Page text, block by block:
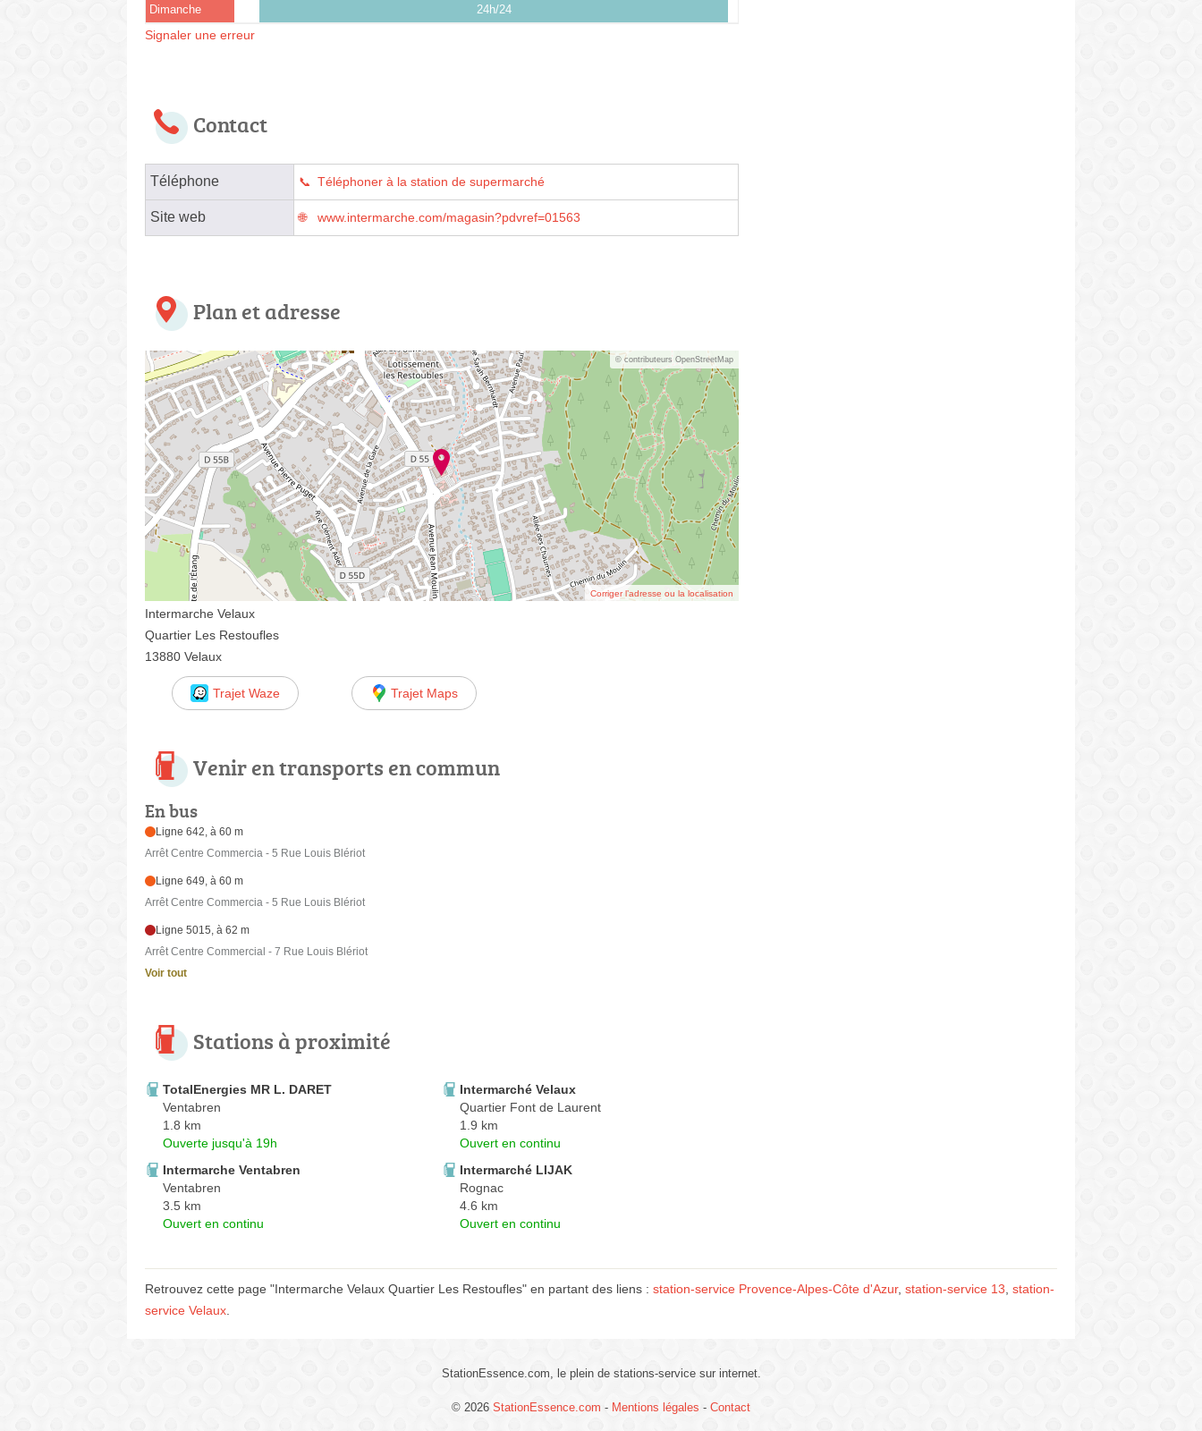
Dimanche 24h/24
Signaler une erreur
Contact
Téléphone Téléphoner à la station de supermarché
Site web www.intermarche.com/magasin?pdvref=01563
Plan et adresse
© contributeurs OpenStreetMap
Corriger l’adresse ou la localisation
Intermarche Velaux
Quartier Les Restoufles
13880 Velaux
Trajet Waze Trajet Maps
Venir en transports en commun
En bus
Ligne 642, à 60 m
Arrêt Centre Commercia - 5 Rue Louis Blériot
Ligne 649, à 60 m
Arrêt Centre Commercia - 5 Rue Louis Blériot
Ligne 5015, à 62 m
Arrêt Centre Commercial - 7 Rue Louis Blériot
Voir tout
Stations à proximité
TotalEnergies MR L. DARET
Ventabren
1.8 km
Ouverte jusqu'à 19h
Intermarché Velaux
Quartier Font de Laurent
1.9 km
Ouvert en continu
Intermarche Ventabren
Ventabren
3.5 km
Ouvert en continu
Intermarché LIJAK
Rognac
4.6 km
Ouvert en continu
Retrouvez cette page "Intermarche Velaux Quartier Les Restoufles" en partant des liens : station-service Provence-Alpes-Côte d'Azur, station-service 13 station-
service Velaux
StationEssence.com, le plein de stations-service sur internet.
© 2026 StationEssence.com - Mentions légales - Contact